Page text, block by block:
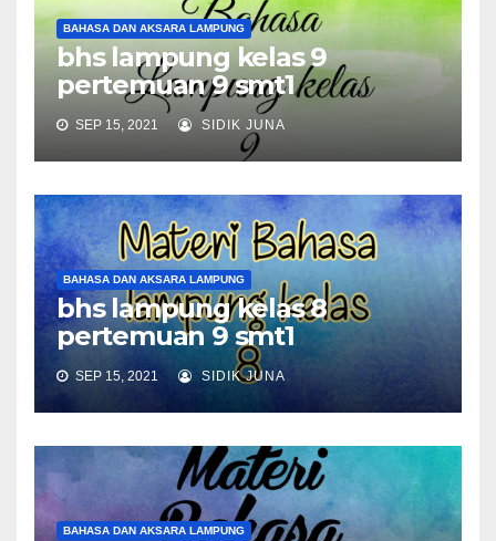
BAHASA DAN AKSARA LAMPUNG
bhs lampung kelas 9
pertemuan 9 smt1
SEP 15, 2021 SIDIK JUNA
BAHASA DAN AKSARA LAMPUNG
bhs lampung kelas 8
pertemuan 9 smt1
SEP 15, 2021 SIDIK JUNA
BAHASA DAN AKSARA LAMPUNG